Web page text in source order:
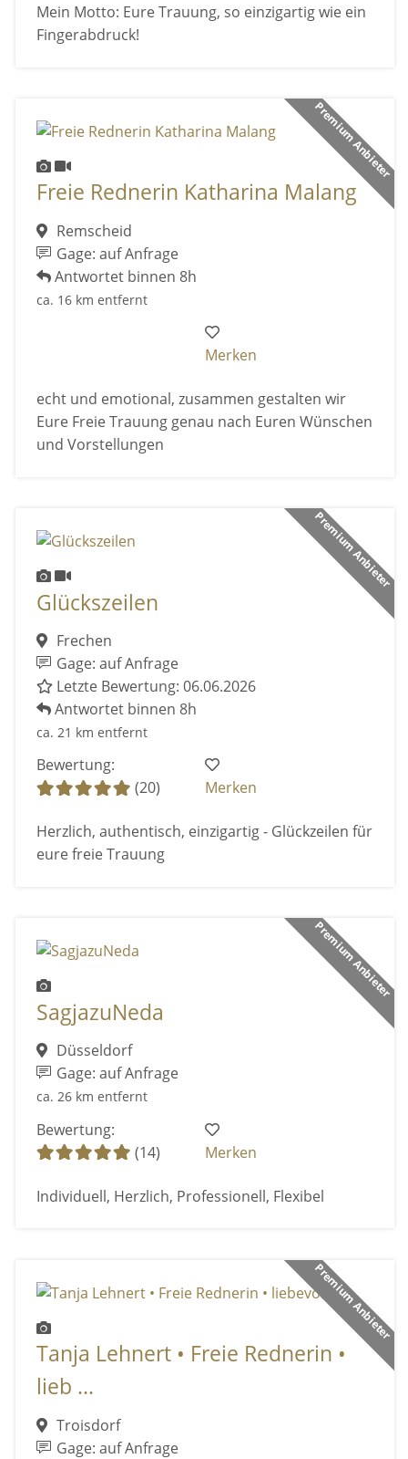
Mein Motto: Eure Trauung, so einzigartig wie ein
Fingerabdruck!
Premium Anbieter
Freie Rednerin Katharina Malang
Remscheid
Gage: auf Anfrage
Antwortet binnen 8h
ca. 16 km entfernt
Merken
echt und emotional, zusammen gestalten wir
Eure Freie Trauung genau nach Euren Wünschen
und Vorstellungen
Premium Anbieter
Glückszeilen
Frechen
Gage: auf Anfrage
Letzte Bewertung: 06.06.2026
Antwortet binnen 8h
ca. 21 km entfernt
Bewertung:
(20)
Merken
Herzlich, authentisch, einzigartig - Glückzeilen für
eure freie Trauung
Premium Anbieter
SagjazuNeda
Düsseldorf
Gage: auf Anfrage
ca. 26 km entfernt
Bewertung:
(14)
Merken
Individuell, Herzlich, Professionell, Flexibel
Premium Anbieter
Tanja Lehnert • Freie Rednerin •
lieb ...
Troisdorf
Gage: auf Anfrage